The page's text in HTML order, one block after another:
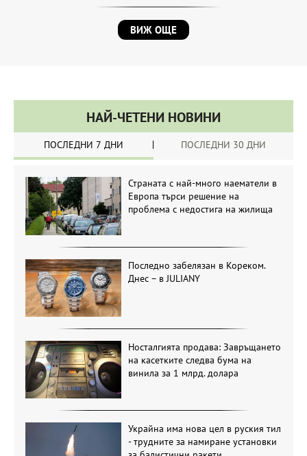
ВИЖ ОЩЕ
НАЙ-ЧЕТЕНИ НОВИНИ
ПОСЛЕДНИ 7 ДНИ ПОСЛЕДНИ 30 ДНИ
Страната с най-много наематели в
Европа търси решение на
проблема с недостига на жилища
Последно забелязан в Кореком.
Днес – в JULIANY
Носталгията продава: Завръщането
на касетките следва бума на
винила за 1 млрд. долара
Украйна има нова цел в руския тил
- трудните за намиране установки